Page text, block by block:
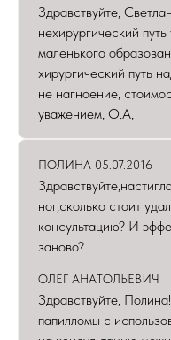
Здравствуйте,
нехирургический
маленького
хирургический путь
не нагноение,
уважением, О.А,
ПОЛИНА 05.07.2016
ног,сколько стоит
консультацию? И
заново?
ОЛЕГ АНАТОЛЬЕВИЧ
Здравствуйте,
папилломы с